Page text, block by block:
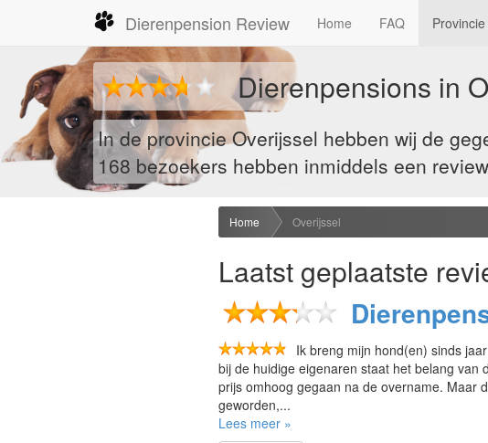
Dierenpension Review Home FAQ Provincie
Dierenpensions in
In de provincie Overijssel hebben wij de
168 bezoekers hebben inmiddels een
Home Overijssel
Laatst geplaatste
Ik breng mijn hond(en) sinds
bij de huidige eigenaren staat het belang van
prijs omhoog gegaan na de overname. Maar
geworden,...
Lees meer »